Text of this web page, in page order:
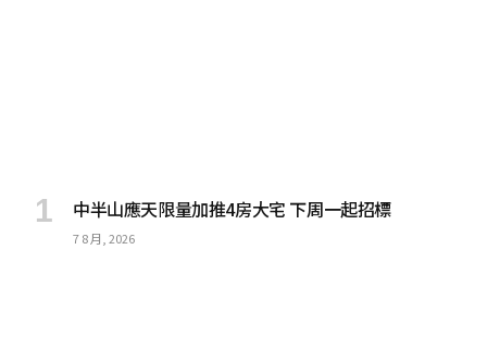
中半山應天限量加推4房大宅 下周一起招標
7 8 月, 2026